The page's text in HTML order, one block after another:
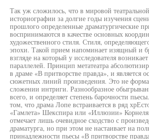
Так уж сложилось, что в мировой
историографии за долгие годы изучения
прошлого определенные драматургические
воспринимаются в качестве основных
художественного стиля. Стиля,
эпохи. Такой прием напоминает изящный и
взгляде на который у исследователя
параллелей. Принцип метатеатра
в драме «В притворстве правда», и является
сюжетных линий произведения. Это не
сложении интриги. Разнообразное
всего, и определяет степень барочности
том, что драма Лопе встраивается в ряд
«Гамлета» Шекспира или «Иллюзии»
отмечает лишь очевидное сходство с
драматурга, но при этом не настаивает на
принадлежности пьесы «В притворстве